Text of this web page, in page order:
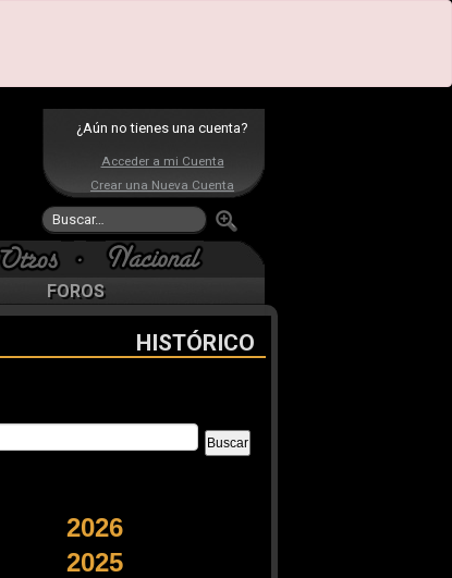
¿Aún no tienes una cuenta?
Acceder a mi Cuenta
Crear una Nueva Cuenta
FOROS
HISTÓRICO
2026
2025